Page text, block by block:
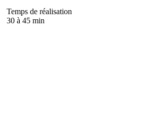
Temps de réalisation
30 à 45 min